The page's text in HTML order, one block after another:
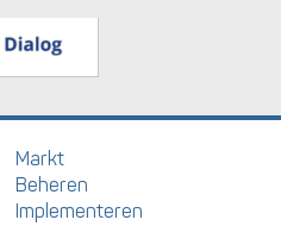
Markt
Beheren
Implementeren